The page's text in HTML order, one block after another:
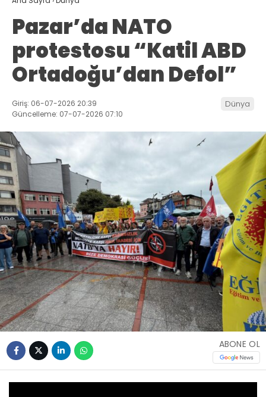
Pazar’da NATO
protestosu “Katil ABD
Ortadoğu’dan Defol”
Giriş: 06-07-2026 20:39
Güncelleme: 07-07-2026 07:10
Dünya
ABONE OL